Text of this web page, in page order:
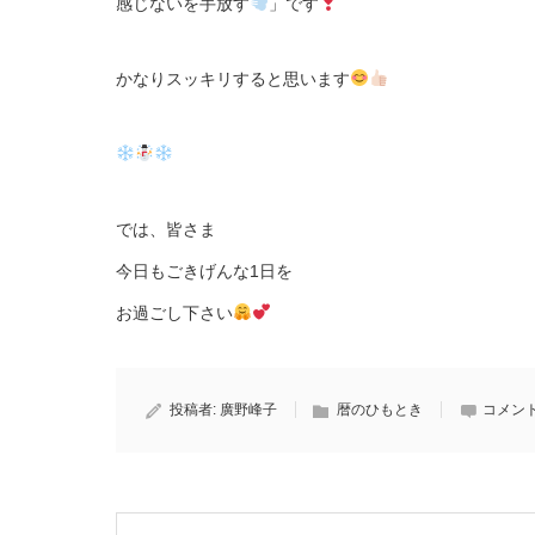
かなりスッキリすると思います
では、皆さま
今日もごきげんな1日を
お過ごし下さい
投稿者: 廣野峰子 暦のひもとき コメン